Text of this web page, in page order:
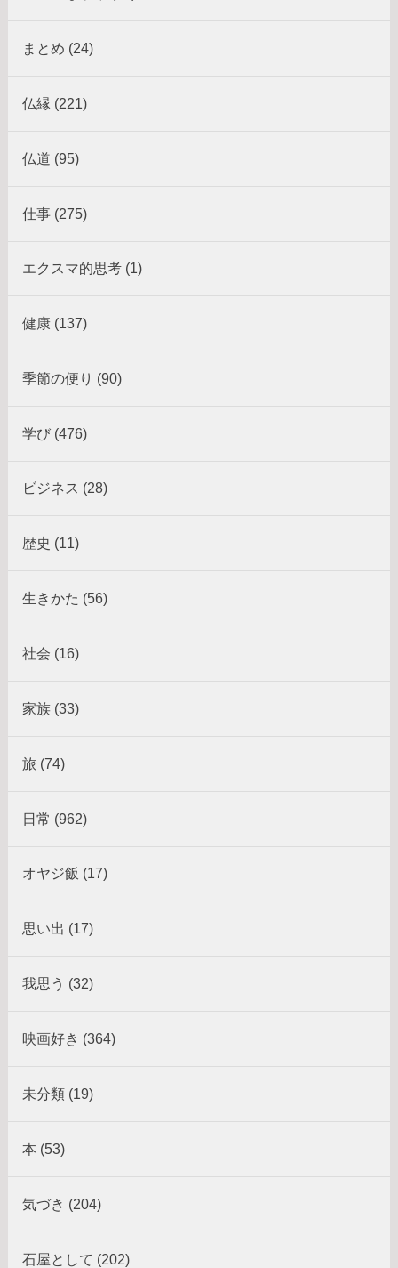
まとめ (24)
仏縁 (221)
仏道 (95)
仕事 (275)
エクスマ的思考 (1)
健康 (137)
季節の便り (90)
学び (476)
ビジネス (28)
歴史 (11)
生きかた (56)
社会 (16)
家族 (33)
旅 (74)
日常 (962)
オヤジ飯 (17)
思い出 (17)
我思う (32)
映画好き (364)
未分類 (19)
本 (53)
気づき (204)
石屋として (202)